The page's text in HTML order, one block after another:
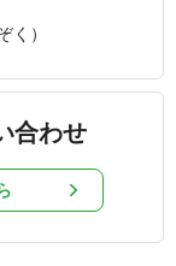
く）
合わせ